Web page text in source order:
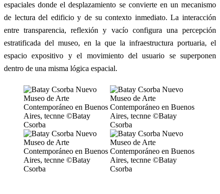
espaciales donde el desplazamiento se convierte en un mecanismo
de lectura del edificio y de su contexto inmediato. La interacción
entre transparencia, reflexión y vacío configura una percepción
estratificada del museo, en la que la infraestructura portuaria, el
espacio expositivo y el movimiento del usuario se superponen
dentro de una misma lógica espacial.